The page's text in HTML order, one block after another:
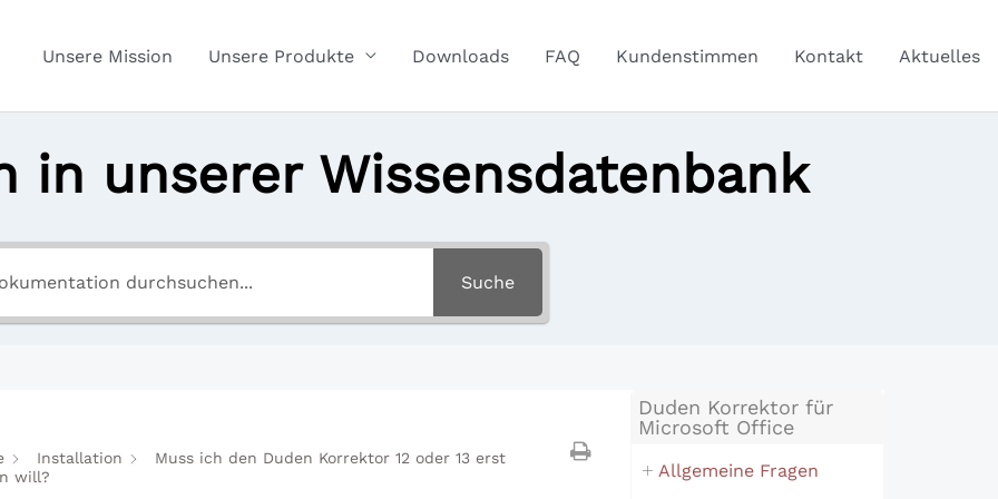
Unsere Mission Unsere Produkte Downloads FAQ Kundenstimmen Kontakt Aktuelles
in unserer Wissensdatenbank
Suche
Installation
Muss ich den Duden Korrektor 12 oder 13 erst
will?
Duden Korrektor für
Microsoft Office
Allgemeine Fragen